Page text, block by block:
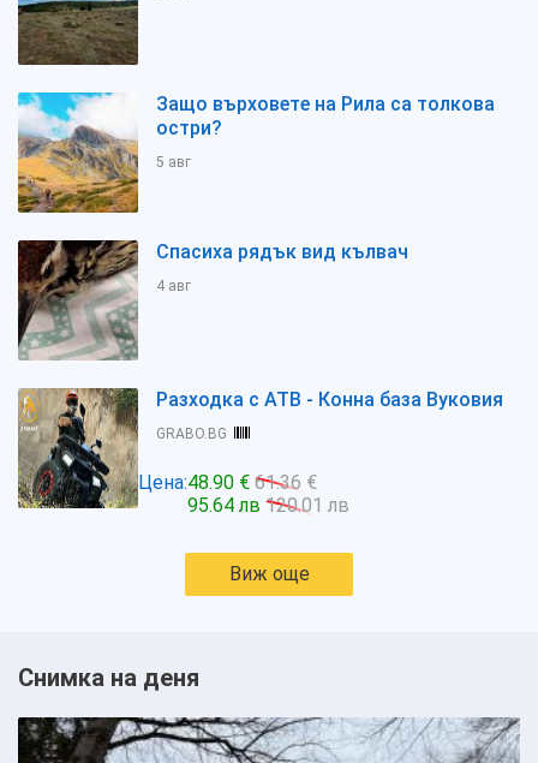
Защо върховете на Рила са толкова
остри?
5 авг
Спасиха рядък вид кълвач
4 авг
Разходка с АТВ - Конна база Вуковия
GRABO.BG
Цена:48.90 € 61.36 €
95.64 лв 120.01 лв
Виж още
Снимка на деня